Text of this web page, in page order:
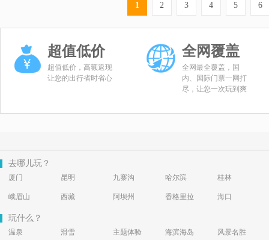
1 2 3 4 5 6
超值低价
超值低价，高额返现
让您的出行省时省心
全网覆盖
全网最全覆盖，国
内、国际门票一网打
尽，让您一次玩到爽
去哪儿玩？
厦门 昆明 九寨沟 哈尔滨 桂林
峨眉山 西藏 阿坝州 香格里拉 海口
玩什么？
温泉 滑雪 主题体验 海滨海岛 风景名胜